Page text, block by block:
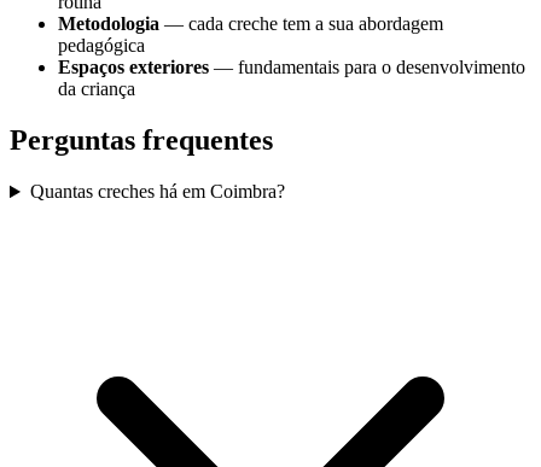
Metodologia — cada creche tem a sua abordagem
pedagógica
Espaços exteriores — fundamentais para o desenvolvimento
da criança
Perguntas frequentes
Quantas creches há em Coimbra?